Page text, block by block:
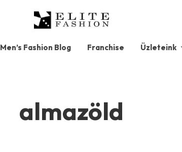
Men’s Fashion Blog Franchise Üzleteink
almazöld